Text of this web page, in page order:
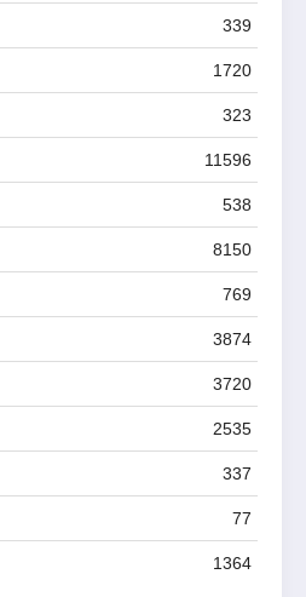
339
1720
323
11596
538
8150
769
3874
3720
2535
337
77
1364